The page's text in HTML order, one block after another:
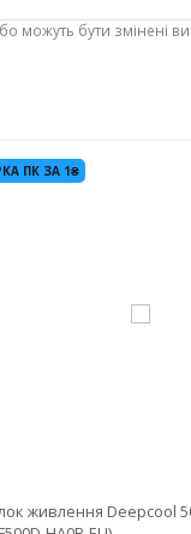
можуть бути змінені
ПК ЗА 1₴
живлення Deepcool